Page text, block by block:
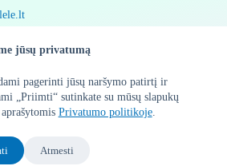
jūsų privatumą
pagerinti jūsų naršymo patirtį ir
„Priimti“ sutinkate su mūsų slapukų
Privatumo politikoje.
Atmesti